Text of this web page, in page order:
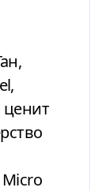
ценит